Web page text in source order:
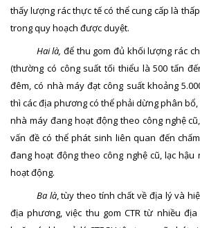
thấy lượng rác thực tế có thể cung cấp là
trong quy hoạch được duyệt.
Hai là, để thu gom đủ khối lượng rác
(thường có công suất tối thiểu là 500 tấn
đêm, có nhà máy đạt công suất khoảng
thì các địa phương có thể phải dừng phân bổ,
nhà máy đang hoạt động theo công nghệ
vấn đề có thể phát sinh liên quan đến
đang hoạt động theo công nghệ cũ, lạc
hoạt động.
Ba là, tùy theo tính chất về địa lý và
địa phương, việc thu gom CTR từ nhiều